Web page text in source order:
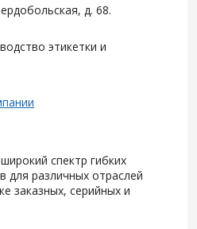
д. 68.
этикетки и
спектр гибких
для различных отраслей
заказных, серийных и